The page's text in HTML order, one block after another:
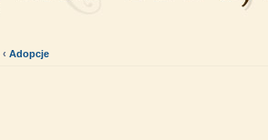
‹ Adopcje